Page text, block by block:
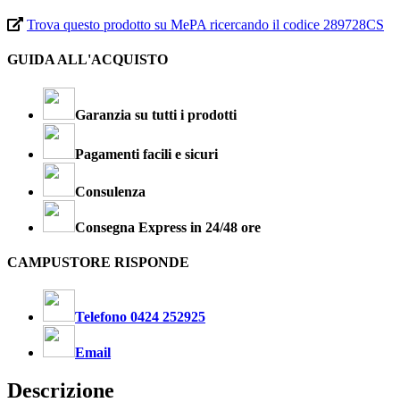
Trova questo prodotto su MePA ricercando il codice 289728CS
GUIDA ALL'ACQUISTO
Garanzia su tutti i prodotti
Pagamenti facili e sicuri
Consulenza
Consegna Express in 24/48 ore
CAMPUSTORE RISPONDE
Telefono 0424 252925
Email
Descrizione